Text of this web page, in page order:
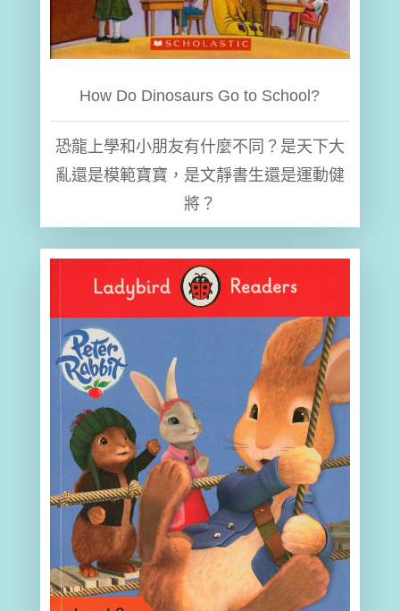
How Do Dinosaurs Go to School?
恐龍上學和小朋友有什麼不同？是天下大
亂還是模範寶寶，是文靜書生還是運動健
將？